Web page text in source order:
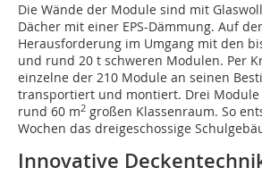
Die Wände der Module sind mit
Dächer mit einer EPS-Dämmung. Auf
Herausforderung im Umgang mit den
und rund 20 t schweren Modulen. Per
einzelne der 210 Module an seinen
transportiert und montiert. Drei
rund 60 m2 großen Klassenraum. So
Wochen das dreigeschossige
Innovative